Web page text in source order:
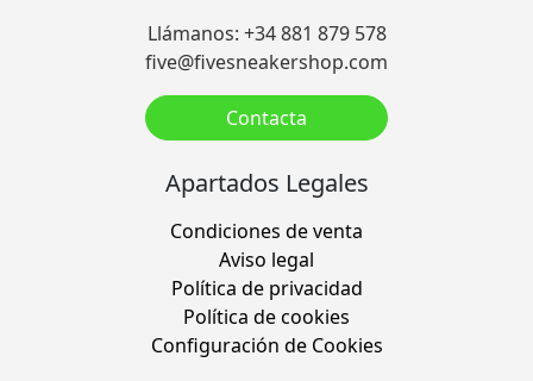
Llámanos: +34 881 879 578
five@fivesneakershop.com
Contacta
Apartados Legales
Condiciones de venta
Aviso legal
Política de privacidad
Política de cookies
Configuración de Cookies